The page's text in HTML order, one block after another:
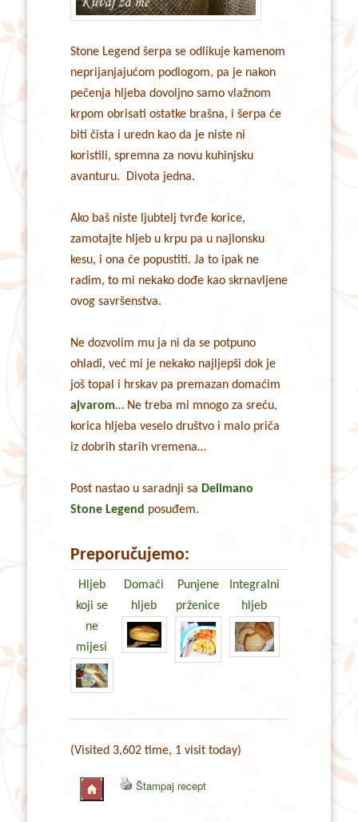
Stone Legend šerpa se odlikuje kamenom
neprijanjajućom podlogom, pa je nakon
pečenja hljeba dovoljno samo vlažnom
krpom obrisati ostatke brašna, i šerpa će
biti čista i uredn kao da je niste ni
koristili, spremna za novu kuhinjsku
avanturu. Divota jedna.
Ako baš niste ljubtelj tvrđe korice,
zamotajte hljeb u krpu pa u najlonsku
kesu, i ona će popustiti. Ja to ipak ne
radim, to mi nekako dođe kao skrnavljene
ovog savršenstva.
Ne dozvolim mu ja ni da se potpuno
ohladi, već mi je nekako najljepši dok je
još topal i hrskav pa premazan domaćim
ajvarom… Ne treba mi mnogo za sreću,
korica hljeba veselo društvo i malo priča
iz dobrih starih vremena…
Post nastao u saradnji sa Delimano
Stone Legend posuđem.
Preporučujemo:
Hljeb
koji se
ne
mijesi
Domaći
hljeb
Punjene
prženice
Integralni
hljeb
(Visited 3,602 time, 1 visit today)
Štampaj recept